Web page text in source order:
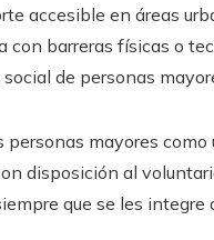
accesible en áreas
con barreras físicas o
de personas
personas mayores
disposición al
que se les integre